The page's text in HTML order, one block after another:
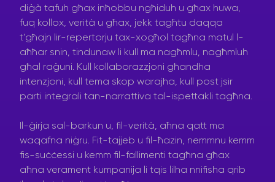
diġà tafuh għax inħobbu ngħiduh u għax huwa,
fuq kollox, verità u għax, jekk tagħtu daqqa
t’għajn lir-repertorju tax-xogħol tagħna matul l-
aħħar snin, tindunaw li kull ma nagħmlu, nagħmluh
għal raġuni. Kull kollaborazzjoni għandha
intenzjoni, kull tema skop warajha, kull post jsir
parti integrali tan-narrattiva tal-ispettakli tagħna.
Il-ġirja sal-barkun u, fil-verità, aħna qatt ma
waqafna niġru. Fit-tajjeb u fil-ħazin, nemmnu kemm
fis-suċċessi u kemm fil-fallimenti tagħna għax
aħna verament kumpanija li tqis lilha nnifisha qrib